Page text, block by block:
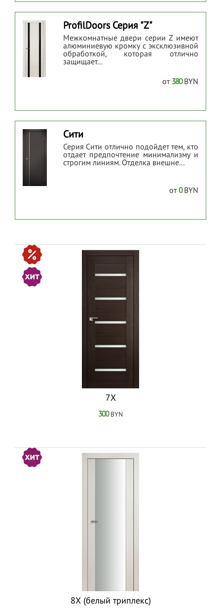
ProfilDoors Серия "Z"
Межкомнатные двери серии Z имеют
алюминиевую кромку с эксклюзивной
обработкой, которая отлично
защищает...
от 380BYN
Сити
Серия Сити отлично подойдет тем, кто
отдает предпочтение минимализму и
строгим линиям. Отделка внешне...
от0BYN
7Х
300BYN
8Х (белый триплекс)